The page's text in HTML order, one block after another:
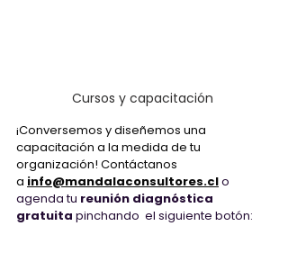
Cursos y capacitación
¡Conversemos y diseñemos una
capacitación a la medida de tu
organización! Contáctanos
a info@mandalaconsultores.clo
agenda tu reunión diagnóstica
gratuita pinchando  el siguiente botón: